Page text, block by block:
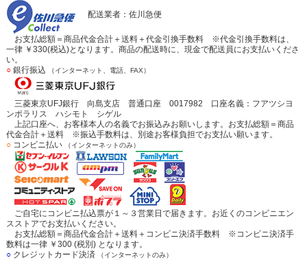
配送業者：佐川急便
お支払総額＝商品代金合計＋送料＋代金引換手数料 ※代金引換手数料は、
一律 ￥330(税込)となります。商品の配送時に、現金で配送員にお支払いくださ
い。
○銀行振込 （インターネット、電話、FAX）
三菱東京UFJ銀行 向島支店 普通口座 0017982 口座名義：フアツシヨ
ンポラリス ハシモト シゲル
上記口座へ、お客様本人の名義でお振込みお願いします。お支払総額＝商品
代金合計＋送料 ※振込手数料は、別途お客様負担でお支払い願います。
○コンビニ払い （インターネットのみ）
ご自宅にコンビニ払込票が１～３営業日で届きます。お近くのコンビニエン
スストアでお支払いください。
お支払総額＝商品代金合計＋送料＋コンビニ決済手数料 ※コンビニ決済手
数料は一律 ￥300 (税別) となります。
○クレジットカード決済 （インターネットのみ）